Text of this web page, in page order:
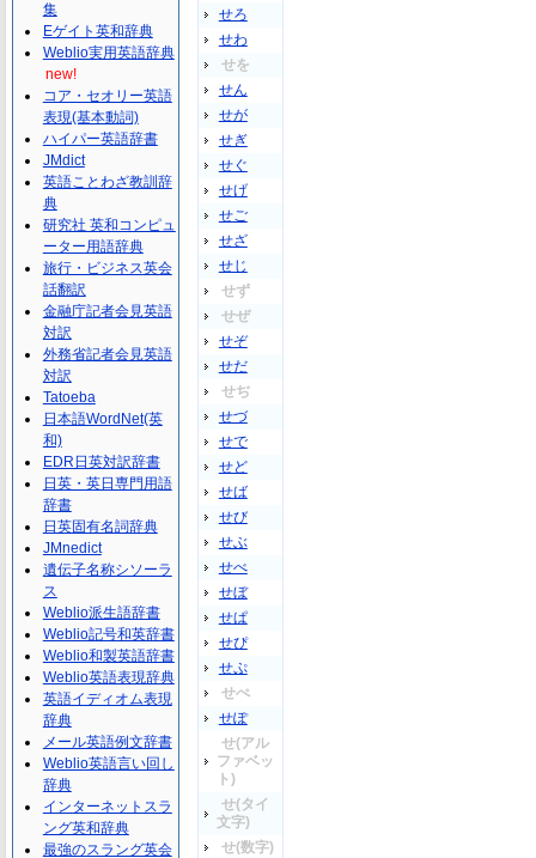
せろ
せわ
せを
せん
せが
せぎ
せぐ
せげ
せご
せざ
せじ
せず
せぜ
せぞ
せだ
せぢ
せづ
せで
せど
せば
せび
せぶ
せべ
せぼ
せぱ
せぴ
せぷ
せぺ
せぽ
せ(アル
ファベッ
ト)
せ(タイ
文字)
せ(数字)
集
Eゲイト英和辞典
Weblio実用英語辞典
new!
コア・セオリー英語
表現(基本動詞)
ハイパー英語辞書
JMdict
英語ことわざ教訓辞
典
研究社 英和コンピュ
ーター用語辞典
旅行・ビジネス英会
話翻訳
金融庁記者会見英語
対訳
外務省記者会見英語
対訳
Tatoeba
日本語WordNet(英
和)
EDR日英対訳辞書
日英・英日専門用語
辞書
日英固有名詞辞典
JMnedict
遺伝子名称シソーラ
ス
Weblio派生語辞書
Weblio記号和英辞書
Weblio和製英語辞書
Weblio英語表現辞典
英語イディオム表現
辞典
メール英語例文辞書
Weblio英語言い回し
辞典
インターネットスラ
ング英和辞典
最強のスラング英会